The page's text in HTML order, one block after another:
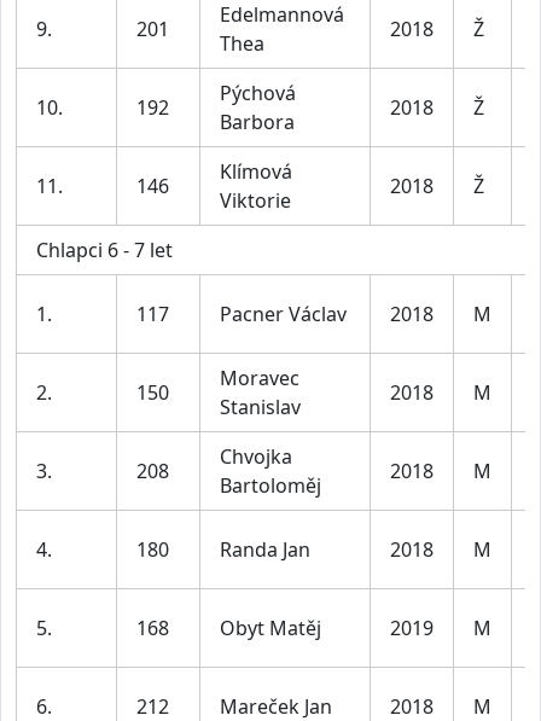
9. 201
Edelmannová
Thea
2018 Ž
10. 192
Pýchová
Barbora
2018 Ž
11. 146
Klímová
Viktorie
2018 Ž
Chlapci 6 - 7 let
1. 117 Pacner Václav 2018 M
2. 150
Moravec
Stanislav
2018 M
3. 208
Chvojka
Bartoloměj
2018 M
4. 180 Randa Jan 2018 M
5. 168 Obyt Matěj 2019 M
6. 212 Mareček Jan 2018 M